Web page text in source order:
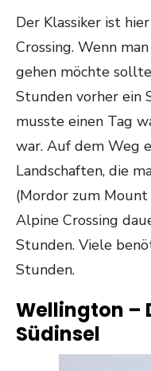
Der Klassiker ist
Crossing. Wenn
gehen möchte
Stunden vorher ein
musste einen Tag
war. Auf dem Weg
Landschaften, die
(Mordor zum Mount
Alpine Crossing
Stunden. Viele
Stunden.
Wellington –
Südinsel